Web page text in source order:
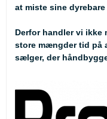
at miste sine dyrebare
Derfor handler vi ikke
store mængder tid på
sælger, der